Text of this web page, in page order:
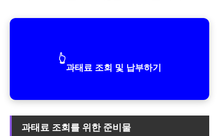
👆
과태료 조회 및 납부하기
과태료 조회를 위한 준비물